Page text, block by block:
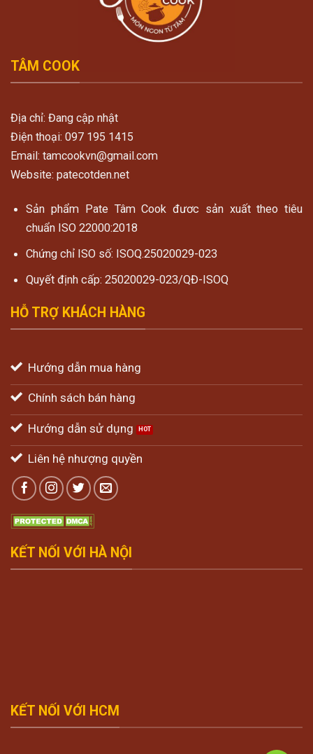
TÂM COOK
Địa chỉ: Đang cập nhật
Điện thoại: 097 195 1415
Email: tamcookvn@gmail.com
Website: patecotden.net
Sản phẩm Pate Tâm Cook đươc sản xuất theo tiêu
chuẩn ISO 22000:2018
Chứng chỉ ISO số: ISOQ.25020029-023
Quyết định cấp: 25020029-023/QĐ-ISOQ
HỖ TRỢ KHÁCH HÀNG
Hướng dẫn mua hàng
Chính sách bán hàng
Hướng dẫn sử dụng
Liên hệ nhượng quyền
KẾT NỐI VỚI HÀ NỘI
KẾT NỐI VỚI HCM